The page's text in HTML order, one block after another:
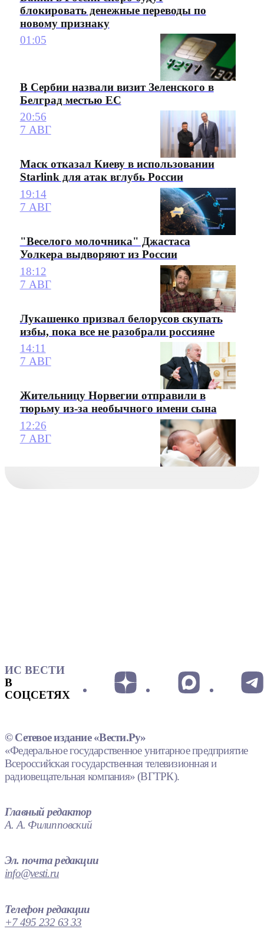
блокировать денежные переводы по
новому признаку
01:05
В Сербии назвали визит Зеленского в
Белград местью ЕС
20:56
7 АВГ
Маск отказал Киеву в использовании
Starlink для атак вглубь России
19:14
7 АВГ
"Веселого молочника" Джастаса
Уолкера выдворяют из России
18:12
7 АВГ
Лукашенко призвал белорусов скупать
избы, пока все не разобрали россияне
14:11
7 АВГ
Жительницу Норвегии отправили в
тюрьму из-за необычного имени сына
12:26
7 АВГ
ИС ВЕСТИ
В
СОЦСЕТЯХ
© Сетевое издание «Вести.Ру»
«Федеральное государственное унитарное предприятие
Всероссийская государственная телевизионная и
радиовещательная компания» (ВГТРК).
Главный редактор
А. А. Филипповский
Эл. почта редакции
info@vesti.ru
Телефон редакции
+7 495 232 63 33